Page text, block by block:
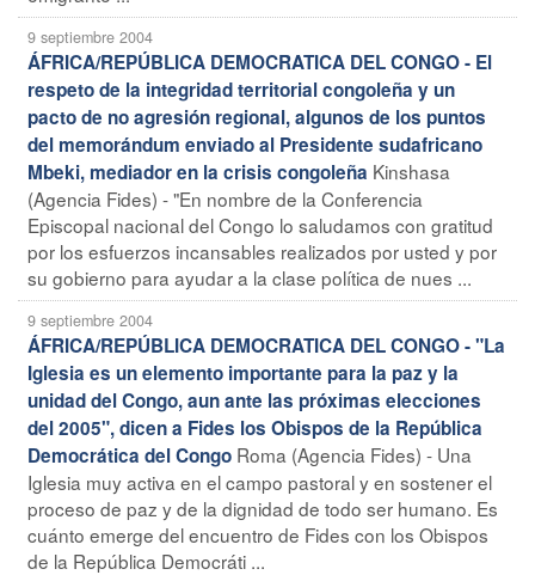
9 septiembre 2004
ÁFRICA/REPÚBLICA DEMOCRATICA DEL CONGO - El
respeto de la integridad territorial congoleña y un
pacto de no agresión regional, algunos de los puntos
del memorándum enviado al Presidente sudafricano
Mbeki, mediador en la crisis congoleña Kinshasa
(Agencia Fides) - "En nombre de la Conferencia
Episcopal nacional del Congo lo saludamos con gratitud
por los esfuerzos incansables realizados por usted y por
su gobierno para ayudar a la clase política de nues ...
9 septiembre 2004
ÁFRICA/REPÚBLICA DEMOCRATICA DEL CONGO - "La
Iglesia es un elemento importante para la paz y la
unidad del Congo, aun ante las próximas elecciones
del 2005", dicen a Fides los Obispos de la República
Democrática del Congo Roma (Agencia Fides) - Una
Iglesia muy activa en el campo pastoral y en sostener el
proceso de paz y de la dignidad de todo ser humano. Es
cuánto emerge del encuentro de Fides con los Obispos
de la República Democráti ...